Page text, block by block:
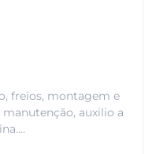
freios, montagem e
auxilio a